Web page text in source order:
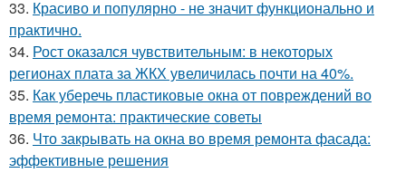
33. Красиво и популярно - не значит функционально и
практично.
34. Рост оказался чувствительным: в некоторых
регионах плата за ЖКХ увеличилась почти на 40%.
35. Как уберечь пластиковые окна от повреждений во
время ремонта: практические советы
36. Что закрывать на окна во время ремонта фасада:
эффективные решения